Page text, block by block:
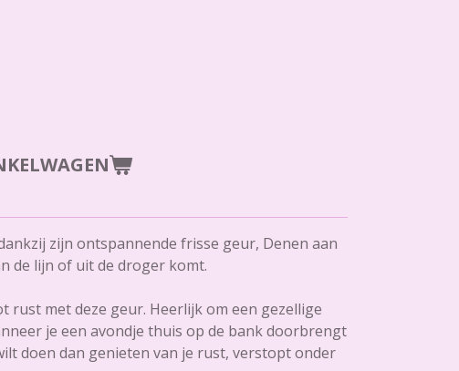
zijn ontspannende frisse geur, Denen aan
de lijn of uit de droger komt.
rust met deze geur. Heerlijk om een gezellige
je een avondje thuis op de bank doorbrengt
doen dan genieten van je rust, verstopt onder